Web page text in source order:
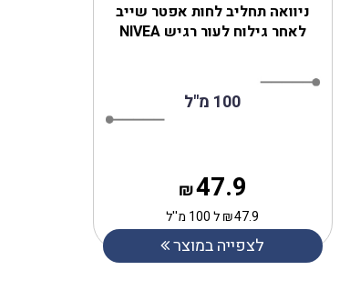
ניוואה תחליב לחות אפטר שייב
לאחר גילוח לעור רגיש NIVEA
100 מ"ל
47.9
₪
47.9
₪ל 100 מ''ל
לצפייה במוצר